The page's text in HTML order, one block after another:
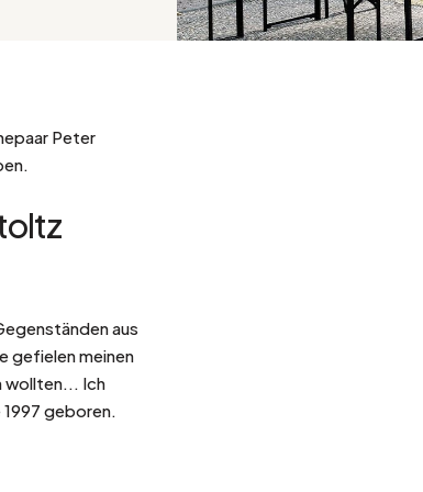
Peter
aus
gefielen meinen
wollten... Ich
geboren.